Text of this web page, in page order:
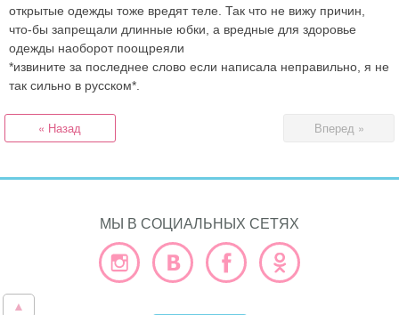
открытые одежды тоже вредят теле. Так что не вижу причин,
что-бы запрещали длинные юбки, а вредные для здоровье
одежды наоборот поощреяли
*извините за последнее слово если написала неправильно, я не
так сильно в русском*.
« Назад Вперед »
МЫ В СОЦИАЛЬНЫХ СЕТЯХ
▲